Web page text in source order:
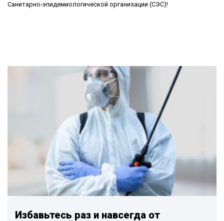
Санитарно-эпидемиологической организации (СЭС)!
Избавьтесь раз и навсегда от